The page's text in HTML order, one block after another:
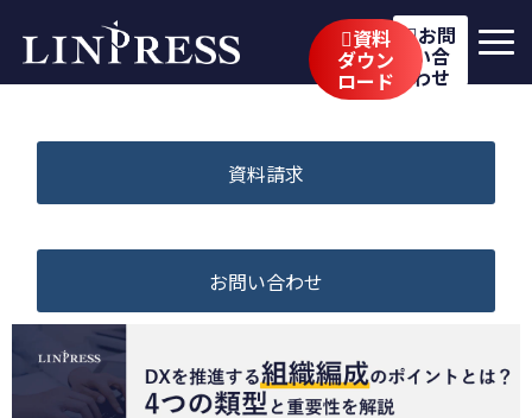
資料
ダウン
ロード
お問
い合
わせ
サービス
イベント・セミナー
ブログ
資料請求
お問い合わせ